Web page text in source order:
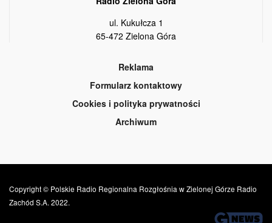
ul. Kukułcza 1
65-472 Zielona Góra
Reklama
Formularz kontaktowy
Cookies i polityka prywatności
Archiwum
Copyright © Polskie Radio Regionalna Rozgłośnia w Zielonej Górze Radio
Zachód S.A. 2022.